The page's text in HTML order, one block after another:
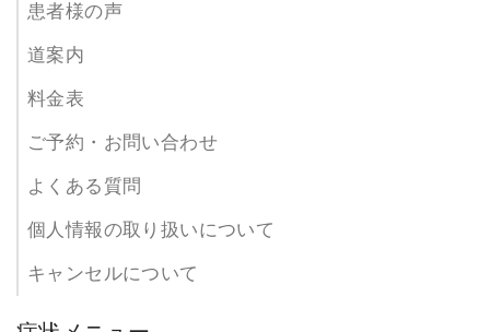
患者様の声
道案内
料金表
ご予約・お問い合わせ
よくある質問
個人情報の取り扱いについて
キャンセルについて